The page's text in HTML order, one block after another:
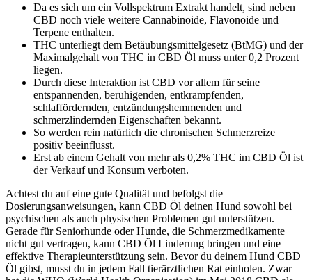
Da es sich um ein Vollspektrum Extrakt handelt, sind neben
CBD noch viele weitere Cannabinoide, Flavonoide und
Terpene enthalten.
THC unterliegt dem Betäubungsmittelgesetz (BtMG) und der
Maximalgehalt von THC in CBD Öl muss unter 0,2 Prozent
liegen.
Durch diese Interaktion ist CBD vor allem für seine
entspannenden, beruhigenden, entkrampfenden,
schlaffördernden, entzündungshemmenden und
schmerzlindernden Eigenschaften bekannt.
So werden rein natürlich die chronischen Schmerzreize
positiv beeinflusst.
Erst ab einem Gehalt von mehr als 0,2% THC im CBD Öl ist
der Verkauf und Konsum verboten.
Achtest du auf eine gute Qualität und befolgst die
Dosierungsanweisungen, kann CBD Öl deinen Hund sowohl bei
psychischen als auch physischen Problemen gut unterstützen.
Gerade für Seniorhunde oder Hunde, die Schmerzmedikamente
nicht gut vertragen, kann CBD Öl Linderung bringen und eine
effektive Therapieunterstützung sein. Bevor du deinem Hund CBD
Öl gibst, musst du in jedem Fall tierärztlichen Rat einholen. Zwar